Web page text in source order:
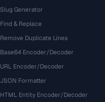
Slug Generator
Find & Replace
Remove Duplicate Lines
Base64 Encoder/Decoder
URL Encoder/Decoder
JSON Formatter
HTML Entity Encoder/Decoder